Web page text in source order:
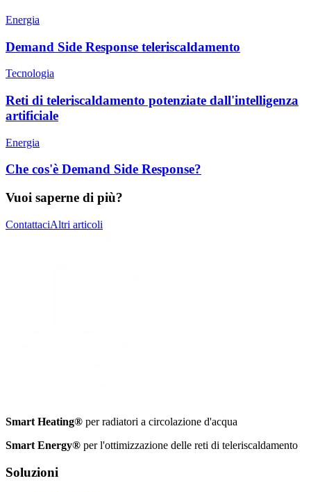
Energia
Demand Side Response teleriscaldamento
Tecnologia
Reti di teleriscaldamento potenziate dall'intelligenza
artificiale
Energia
Che cos'è Demand Side Response?
Vuoi saperne di più?
ContattaciAltri articoli
Smart Heating® per radiatori a circolazione d'acqua
Smart Energy® per l'ottimizzazione delle reti di teleriscaldamento
Soluzioni